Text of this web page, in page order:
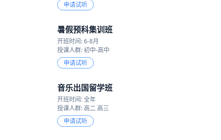
申请试听
暑假预科集训班
开班时间: 6-8月
授课人群: 初中-高中
申请试听
音乐出国留学班
开班时间: 全年
授课人群: 高二 高三
申请试听